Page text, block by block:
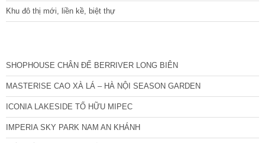
Khu đô thị mới, liền kề, biệt thự
SHOPHOUSE CHÂN ĐẾ BERRIVER LONG BIÊN
MASTERISE CAO XÀ LÁ – HÀ NỘI SEASON GARDEN
ICONIA LAKESIDE TỐ HỮU MIPEC
IMPERIA SKY PARK NAM AN KHÁNH